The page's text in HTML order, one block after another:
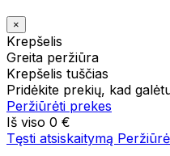
×
Krepšelis
Greita peržiūra
Krepšelis tuščias
Pridėkite prekių, kad
Peržiūrėti prekes
Iš viso 0 €
Tęsti atsiskaitymą